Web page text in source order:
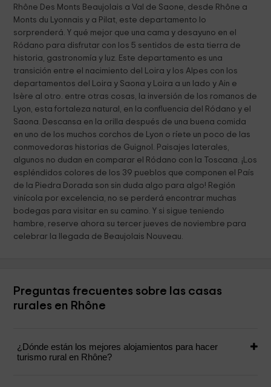
Rhône Des Monts Beaujolais a Val de Saone, desde Rhône a
Monts du Lyonnais y a Pilat, este departamento lo
sorprenderá. Y qué mejor que una cama y desayuno en el
Ródano para disfrutar con los 5 sentidos de esta tierra de
historia, gastronomía y luz. Este departamento es una
transición entre el nacimiento del Loira y los Alpes con los
departamentos del Loira y Saona y Loira a un lado y Ain e
Isère al otro. entre otras cosas, la inversión de los romanos de
Lyon, esta fortaleza natural, en la confluencia del Ródano y el
Saona. Descansa en la orilla después de una buena comida
en uno de los muchos corchos de Lyon o ríete un poco de las
conmovedoras historias de Guignol. Paisajes laterales,
algunos no dudan en comparar el Ródano con la Toscana. ¡Los
espléndidos colores de los 39 pueblos que componen el País
de la Piedra Dorada son sin duda algo para algo! Región
vinícola por excelencia, no se perderá encontrar muchas
bodegas para visitar en su camino. Y si sigue teniendo
hambre, reserve ahora su tercer jueves de noviembre para
celebrar la llegada de Beaujolais Nouveau.
Preguntas frecuentes sobre las casas
rurales en Rhône
¿Dónde están los mejores alojamientos para hacer
turismo rural en Rhône?